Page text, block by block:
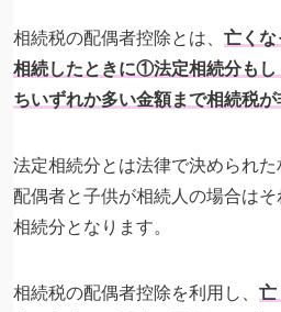
相続税の配偶者控除とは、 亡くな
相続したときに①法定相続分も
ちいずれか多い金額まで相続税が
法定相続分とは法律で決められ
配偶者と子供が相続人の場合は
相続分となります。
相続税の配偶者控除を利用し、 亡